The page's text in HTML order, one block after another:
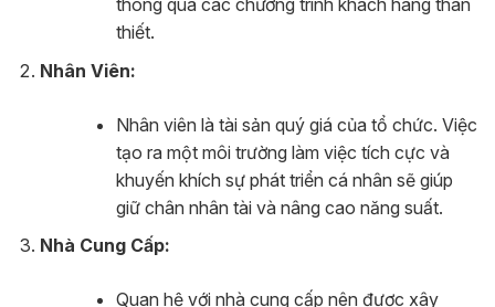
thông qua các chương trình khách hàng thân
thiết.
Nhân Viên:
Nhân viên là tài sản quý giá của tổ chức. Việc
tạo ra một môi trường làm việc tích cực và
khuyến khích sự phát triển cá nhân sẽ giúp
giữ chân nhân tài và nâng cao năng suất.
Nhà Cung Cấp:
Quan hệ với nhà cung cấp nên được xây